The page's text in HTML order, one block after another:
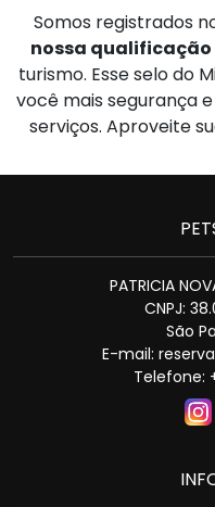
Somos registrados
nossa
turismo. Esse selo do
você mais segurança
serviços. Aproveite
PATRICIA
CNPJ:
São
E-mail:
Telefone: